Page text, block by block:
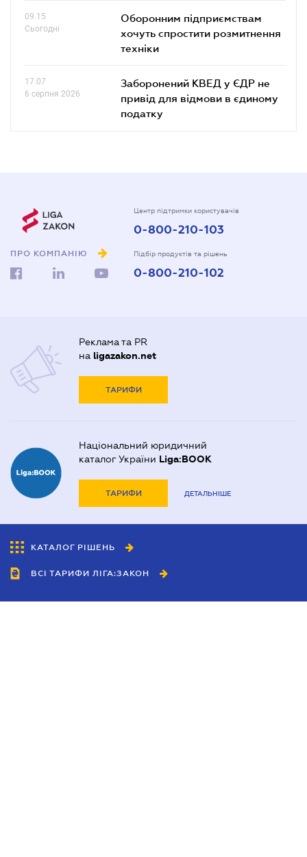
09.15
Сьогодні
Оборонним підприємствам
хочуть спростити розмитнення
техніки
17.07
6 серпня 2026
Заборонений КВЕД у ЄДР не
привід для відмови в єдиному
податку
ПРО КОМПАНІЮ
Центр підтримки користувачів
0-800-210-103
Підбір продуктів та рішень
0-800-210-102
Реклама та PR
на ligazakon.net
ТАРИФИ
Національний юридичний
каталог України Liga:BOOK
ТАРИФИ ДЕТАЛЬНІШЕ
КАТАЛОГ РІШЕНЬ
ВСІ ТАРИФИ ЛІГА:ЗАКОН